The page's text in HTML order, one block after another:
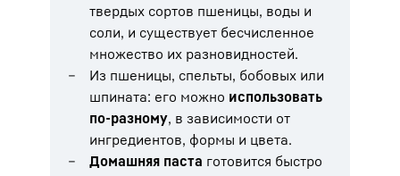
твердых сортов пшеницы, воды и
соли, и существует бесчисленное
множество их разновидностей.
Из пшеницы, спельты, бобовых или
шпината: его можно использовать
по-разному, в зависимости от
ингредиентов, формы и цвета.
Домашняя паста готовится быстро